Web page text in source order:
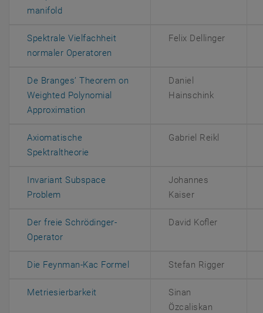
manifold
Spektrale Vielfachheit
normaler Operatoren
Felix Dellinger
De Branges’ Theorem on
Weighted Polynomial
Approximation
Daniel
Hainschink
Axiomatische
Spektraltheorie
Gabriel Reikl
Invariant Subspace
Problem, öffnet eine externe URL in einem neuen Fenster
Johannes
Kaiser
Der freie Schrödinger-
Operator, öffnet eine externe URL in einem neuen
David Kofler
Die Feynman-Kac Formel , öffnet eine externe URL in
Stefan Rigger
Metriesierbarkeit , öffnet eine externe URL in einem
Sinan
Özcaliskan